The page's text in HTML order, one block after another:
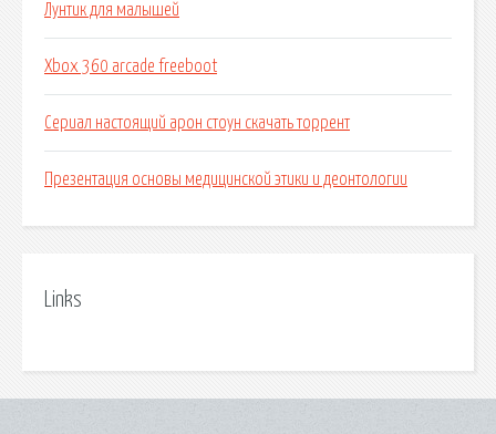
Лунтик для малышей
Xbox 360 arcade freeboot
Сериал настоящий арон стоун скачать торрент
Презентация основы медицинской этики и деонтологии
Links